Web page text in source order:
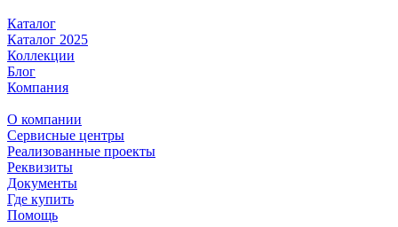
Каталог
Каталог 2025
Коллекции
Блог
Компания
О компании
Сервисные центры
Реализованные проекты
Реквизиты
Документы
Где купить
Помощь